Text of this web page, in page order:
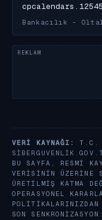
Bankacılık -
VERI KAYNAĞI:
T.C.
BU SAYFA, RESMI
VERISININ ÜZERINE
ÜRETILMIŞ KATMA
OPERASYONEL
SON